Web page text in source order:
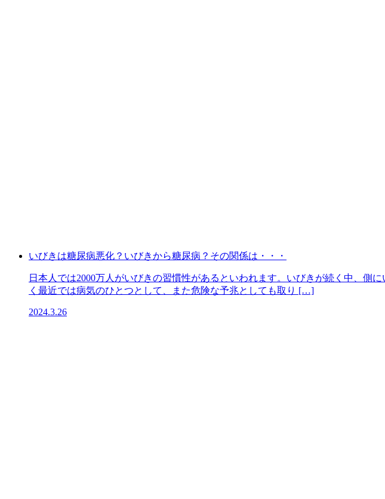
いびきは糖尿病悪化？いびきから糖尿病？その関係は・・・
日本人では2000万人がいびきの習慣性があるといわれます。いびきが続く中、側
く最近では病気のひとつとして、また危険な予兆としても取り […]
2024.3.26